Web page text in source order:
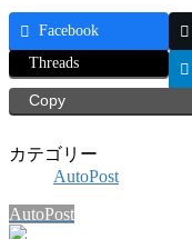
Facebook
Threads
Copy
カテゴリー
AutoPost
AutoPost